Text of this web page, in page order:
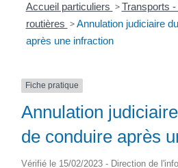
Accueil particuliers > Transports
routières > Annulation judiciaire
après une infraction
Fiche pratique
Annulation
de conduire après
Vérifié le 15/02/2023 - Direction de